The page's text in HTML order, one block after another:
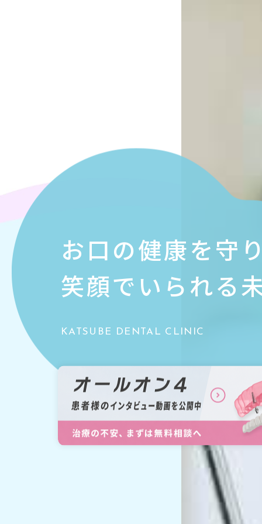
お口の健康を守
笑顔でいられる
KATSUBE DENTAL CLINIC